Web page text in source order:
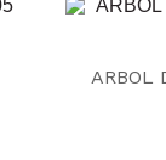
ARBOL